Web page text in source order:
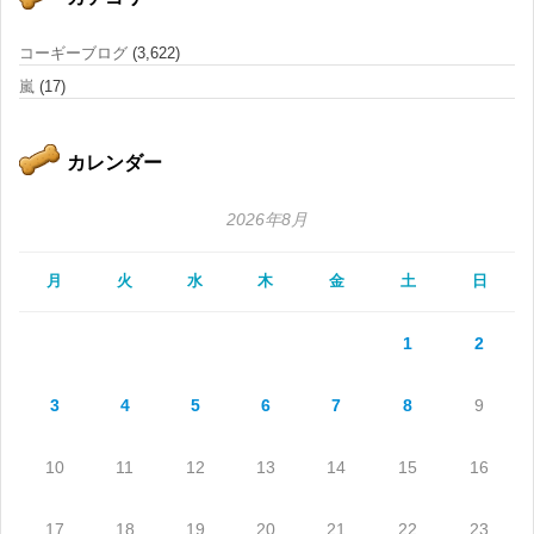
コーギーブログ (3,622)
嵐 (17)
カレンダー
2026年8月
月 火 水 木 金 土 日
1 2
3 4 5 6 7 8 9
10 11 12 13 14 15 16
17 18 19 20 21 22 23